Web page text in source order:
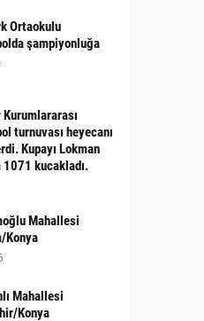
Ortaokulu
şampiyonluğa
Kurumlararası
turnuvası heyecanı
Kupayı Lokman
1071 kucakladı.
Mahallesi
Konya
Mahallesi
Konya